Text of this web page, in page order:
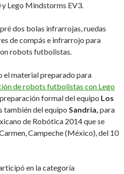
Lego Mindstorms EV3.
dos bolas infrarrojas, ruedas
de compás e infrarrojo para
robots futbolistas.
el material preparado para
de robots futbolistas con Lego
formal del equipo Los
también del equipo Sandria, para
de Robótica 2014 que se
Campeche (México), del 10
en la categoría